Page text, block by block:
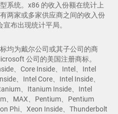
系统。x86 的收入份额在统计上
两家或多家供应商之间的收入份
布出现统计平局。
均为戴尔公司或其子公司的商
公司的美国注册商标。
、Core Inside、Intel、Intel
、Intel Core、Intel Inside、
、Itanium Inside、Intel
、MAX、Pentium、Pentium
Phi、Xeon Inside、Thunderbolt